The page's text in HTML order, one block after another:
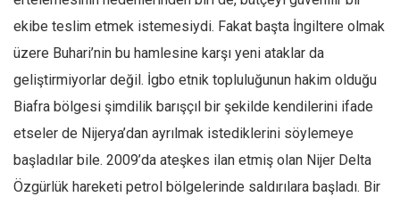
ekibe teslim etmek istemesiydi. Fakat başta İngiltere olmak
üzere Buhari’nin bu hamlesine karşı yeni ataklar da
geliştirmiyorlar değil. İgbo etnik topluluğunun hakim olduğu
Biafra bölgesi şimdilik barışçıl bir şekilde kendilerini ifade
etseler de Nijerya’dan ayrılmak istediklerini söylemeye
başladılar bile. 2009’da ateşkes ilan etmiş olan Nijer Delta
Özgürlük hareketi petrol bölgelerinde saldırılara başladı. Bir